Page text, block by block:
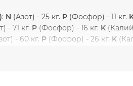
: N (Азот) - 25 кг. P (Фосфор) - 11 кг.
- 71 кг. P (Фосфор) - 16 кг. K
- 60 кг. P (Фосфор) - 26 кг. K